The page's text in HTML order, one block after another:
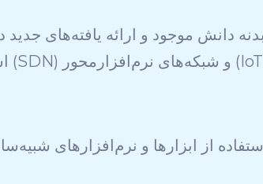
دانش موجود و ارائه یافته‌های جدید
از ابزارها و نرم‌افزارهای